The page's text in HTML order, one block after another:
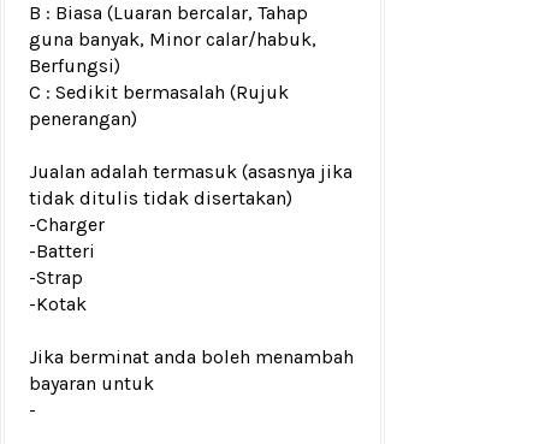
B : Biasa (Luaran bercalar, Tahap
guna banyak, Minor calar/habuk,
Berfungsi)
C : Sedikit bermasalah (Rujuk
penerangan)
Jualan adalah termasuk (asasnya jika
tidak ditulis tidak disertakan)
-Charger
-Batteri
-Strap
-Kotak
Jika berminat anda boleh menambah
bayaran untuk
-